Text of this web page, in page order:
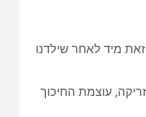
מיד לאחר שילדנו
עוצמת החיכוך